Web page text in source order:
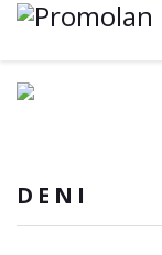
DENI